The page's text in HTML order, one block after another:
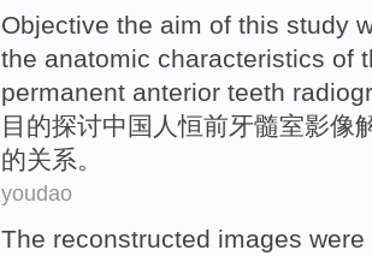
Objective the aim of this study
the anatomic characteristics of
permanent anterior teeth
目的探讨中国人恒前牙髓室影像
的关系。
youdao
The reconstructed images were